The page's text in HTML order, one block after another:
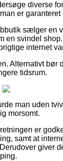
diverse
er
sælger en
en svindel
internet
Alternativt bør
tidsrum.
man uden
morsomt.
er
samt at
giver